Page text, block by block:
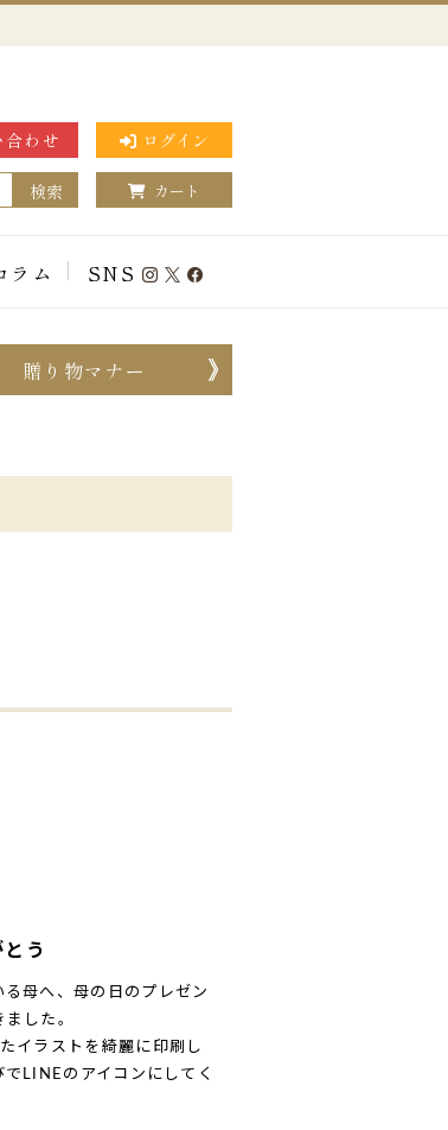
合わせ ログイン
検索 カート
ラム SNS
贈り物マナー
とう
母へ、母の日のプレゼン
した。
イラストを綺麗に印刷し
LINEのアイコンにしてく